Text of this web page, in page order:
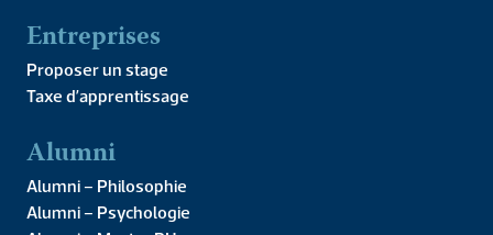
Entreprises
Proposer un stage
Taxe d’apprentissage
Alumni
Alumni – Philosophie
Alumni – Psychologie
Presses de l’IPC
Faire un don
Recherche
Unité de recherche ER IPC